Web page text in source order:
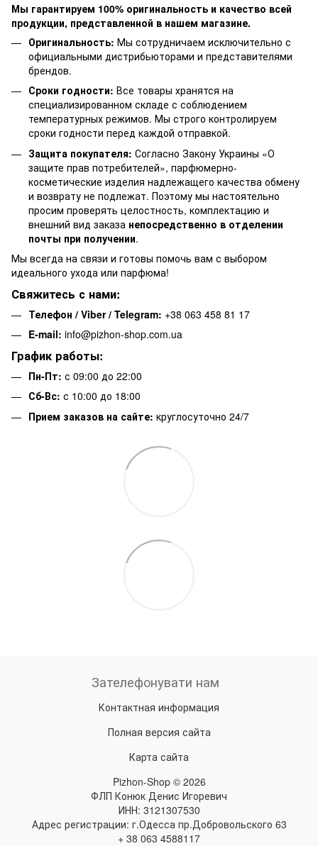
Мы гарантируем 100% оригинальность и качество всей
продукции, представленной в нашем магазине.
Оригинальность: Мы сотрудничаем исключительно с
официальными дистрибьюторами и представителями
брендов.
Сроки годности: Все товары хранятся на
специализированном складе с соблюдением
температурных режимов. Мы строго контролируем
сроки годности перед каждой отправкой.
Защита покупателя: Согласно Закону Украины «О
защите прав потребителей», парфюмерно-
косметические изделия надлежащего качества обмену
и возврату не подлежат. Поэтому мы настоятельно
просим проверять целостность, комплектацию и
внешний вид заказа непосредственно в отделении
почты при получении.
Мы всегда на связи и готовы помочь вам с выбором
идеального ухода или парфюма!
Свяжитесь с нами:
Телефон / Viber / Telegram: +38 063 458 81 17
E-mail: info@pizhon-shop.com.ua
График работы:
Пн-Пт: с 09:00 до 22:00
Сб-Вс: с 10:00 до 18:00
Прием заказов на сайте: круглосуточно 24/7
Зателефонувати нам
Контактная информация
Полная версия сайта
Карта сайта
Pizhon-Shop © 2026
ФЛП Конюк Денис Игоревич
ИНН: 3121307530
Адрес регистрации: г.Одесса пр.Добровольского 63
+ 38 063 4588117